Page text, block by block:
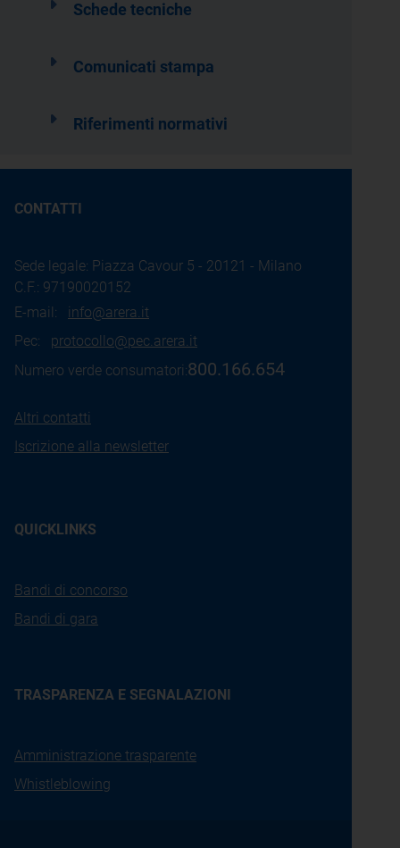
Schede tecniche
Comunicati stampa
Riferimenti normativi
CONTATTI
Sede legale: Piazza Cavour 5 - 20121 - Milano
C.F.: 97190020152
E-mail: info@arera.it
Pec: protocollo@pec.arera.it
Numero verde consumatori:800.166.654
Altri contatti
Iscrizione alla newsletter
QUICKLINKS
Bandi di concorso
Bandi di gara
TRASPARENZA E SEGNALAZIONI
Amministrazione trasparente
Whistleblowing